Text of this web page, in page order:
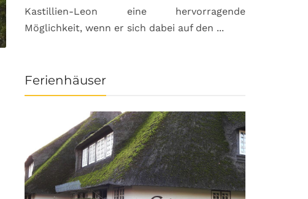
Kastillien-Leon eine hervorragende
Möglichkeit, wenn er sich dabei auf den ...
Ferienhäuser